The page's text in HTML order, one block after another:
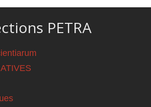
PETRA